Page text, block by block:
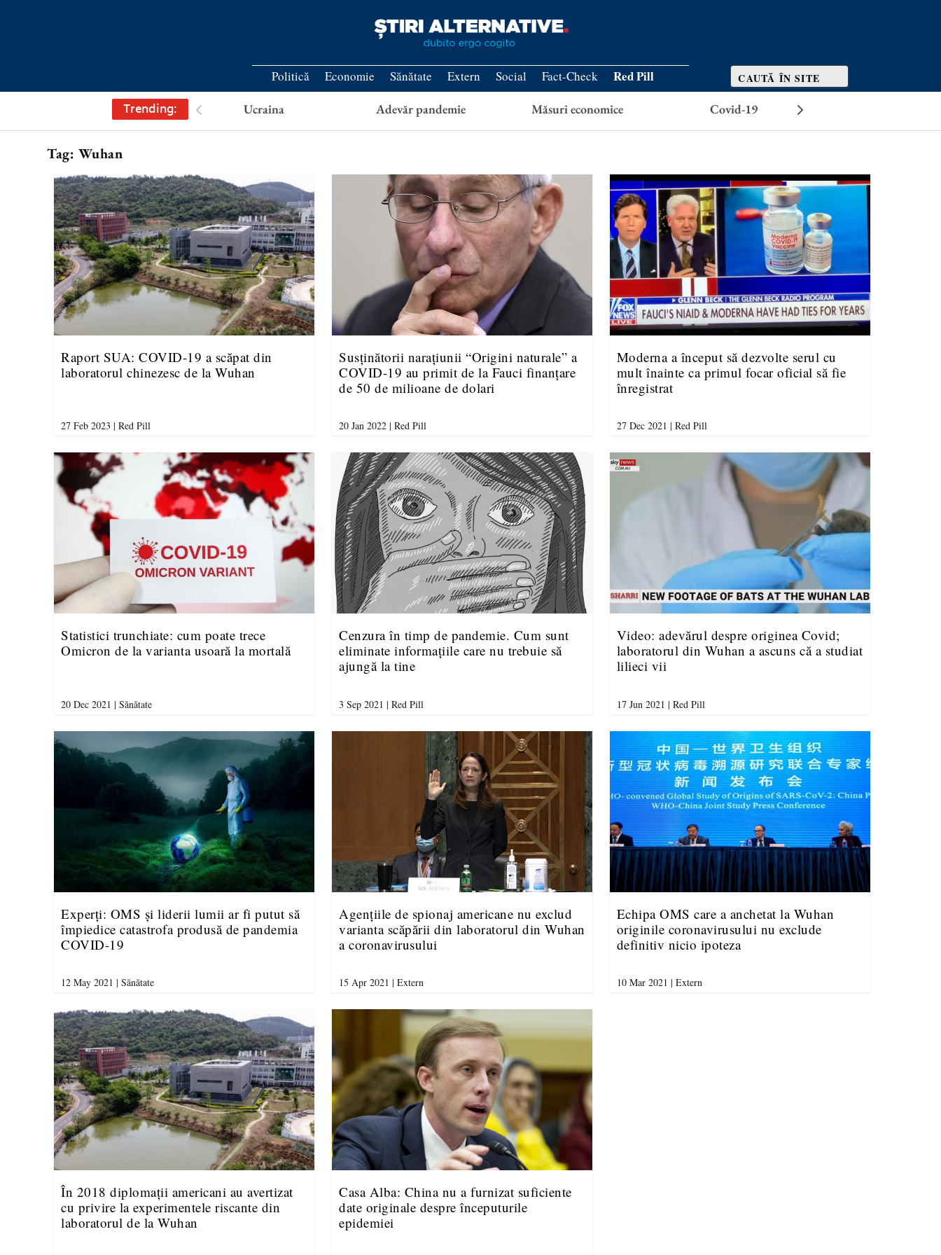
Politică Economie Sănătate Extern Social Fact-Check Red Pill
Trending: Ucraina Adevăr pandemie Măsuri economice Covid-19
Tag: Wuhan
Raport SUA: COVID-19 a scăpat din
laboratorul chinezesc de la Wuhan
27 Feb 2023 |Red Pill
Statistici trunchiate: cum poate trece
Omicron de la varianta usoară la mortală
20 Dec 2021 |Sănătate
Experți: OMS și liderii lumii ar fi putut să
împiedice catastrofa produsă de pandemia
COVID-19
12 May 2021 |Sănătate
În 2018 diplomații americani au avertizat
cu privire la experimentele riscante din
laboratorul de la Wuhan
Susținătorii narațiunii “Origini naturale” a
COVID-19 au primit de la Fauci finanțare
de 50 de milioane de dolari
20 Jan 2022 |Red Pill
Cenzura în timp de pandemie. Cum sunt
eliminate informațiile care nu trebuie să
ajungă la tine
3 Sep 2021 |Red Pill
Agențiile de spionaj americane nu exclud
varianta scăpării din laboratorul din Wuhan
a coronavirusului
15 Apr 2021 |Extern
Casa Alba: China nu a furnizat suficiente
date originale despre începuturile
epidemiei
Moderna a început să dezvolte serul cu
mult înainte ca primul focar oficial să fie
înregistrat
27 Dec 2021 | Red Pill
Video: adevărul despre originea Covid;
laboratorul din Wuhan a ascuns că a studiat
lilieci vii
17 Jun 2021 | Red Pill
Echipa OMS care a anchetat la Wuhan
originile coronavirusului nu exclude
definitiv nicio ipoteza
10 Mar 2021 | Extern